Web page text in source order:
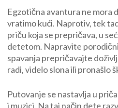
Egzotična avantura ne mora
vratimo kući. Naprotiv, tek
priču koja se prepričava, u
detetom. Napravite
spavanja prepričavajte
radi, videlo slona ili pronašlo
Putovanje se nastavlja u
i muzici. Na taj način dete